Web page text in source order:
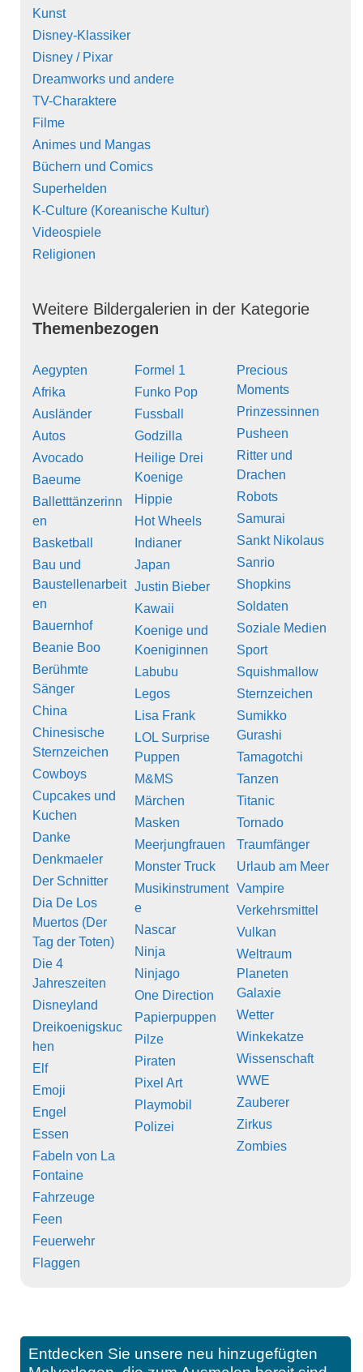
Kunst
Disney-Klassiker
Disney / Pixar
Dreamworks und andere
TV-Charaktere
Filme
Animes und Mangas
Büchern und Comics
Superhelden
K-Culture (Koreanische Kultur)
Videospiele
Religionen
Weitere Bildergalerien in der Kategorie
Themenbezogen
Aegypten
Afrika
Ausländer
Autos
Avocado
Baeume
Balletttänzerinn
en
Basketball
Bau und
Baustellenarbeit
en
Bauernhof
Beanie Boo
Berühmte
Sänger
China
Chinesische
Sternzeichen
Cowboys
Cupcakes und
Kuchen
Danke
Denkmaeler
Der Schnitter
Dia De Los
Muertos (Der
Tag der Toten)
Die 4
Jahreszeiten
Disneyland
Dreikoenigskuc
hen
Elf
Emoji
Engel
Essen
Fabeln von La
Fontaine
Fahrzeuge
Feen
Feuerwehr
Flaggen
Formel 1
Funko Pop
Fussball
Godzilla
Heilige Drei
Koenige
Hippie
Hot Wheels
Indianer
Japan
Justin Bieber
Kawaii
Koenige und
Koeniginnen
Labubu
Legos
Lisa Frank
LOL Surprise
Puppen
M&MS
Märchen
Masken
Meerjungfrauen
Monster Truck
Musikinstrument
e
Nascar
Ninja
Ninjago
One Direction
Papierpuppen
Pilze
Piraten
Pixel Art
Playmobil
Polizei
Precious
Moments
Prinzessinnen
Pusheen
Ritter und
Drachen
Robots
Samurai
Sankt Nikolaus
Sanrio
Shopkins
Soldaten
Soziale Medien
Sport
Squishmallow
Sternzeichen
Sumikko
Gurashi
Tamagotchi
Tanzen
Titanic
Tornado
Traumfänger
Urlaub am Meer
Vampire
Verkehrsmittel
Vulkan
Weltraum
Planeten
Galaxie
Wetter
Winkekatze
Wissenschaft
WWE
Zauberer
Zirkus
Zombies
Entdecken Sie unsere neu hinzugefügten